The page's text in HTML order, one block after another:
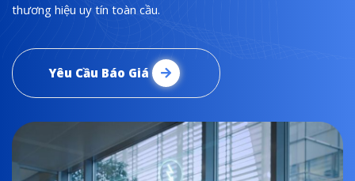
thương hiệu uy tín toàn cầu.
Yêu Cầu Báo Giá